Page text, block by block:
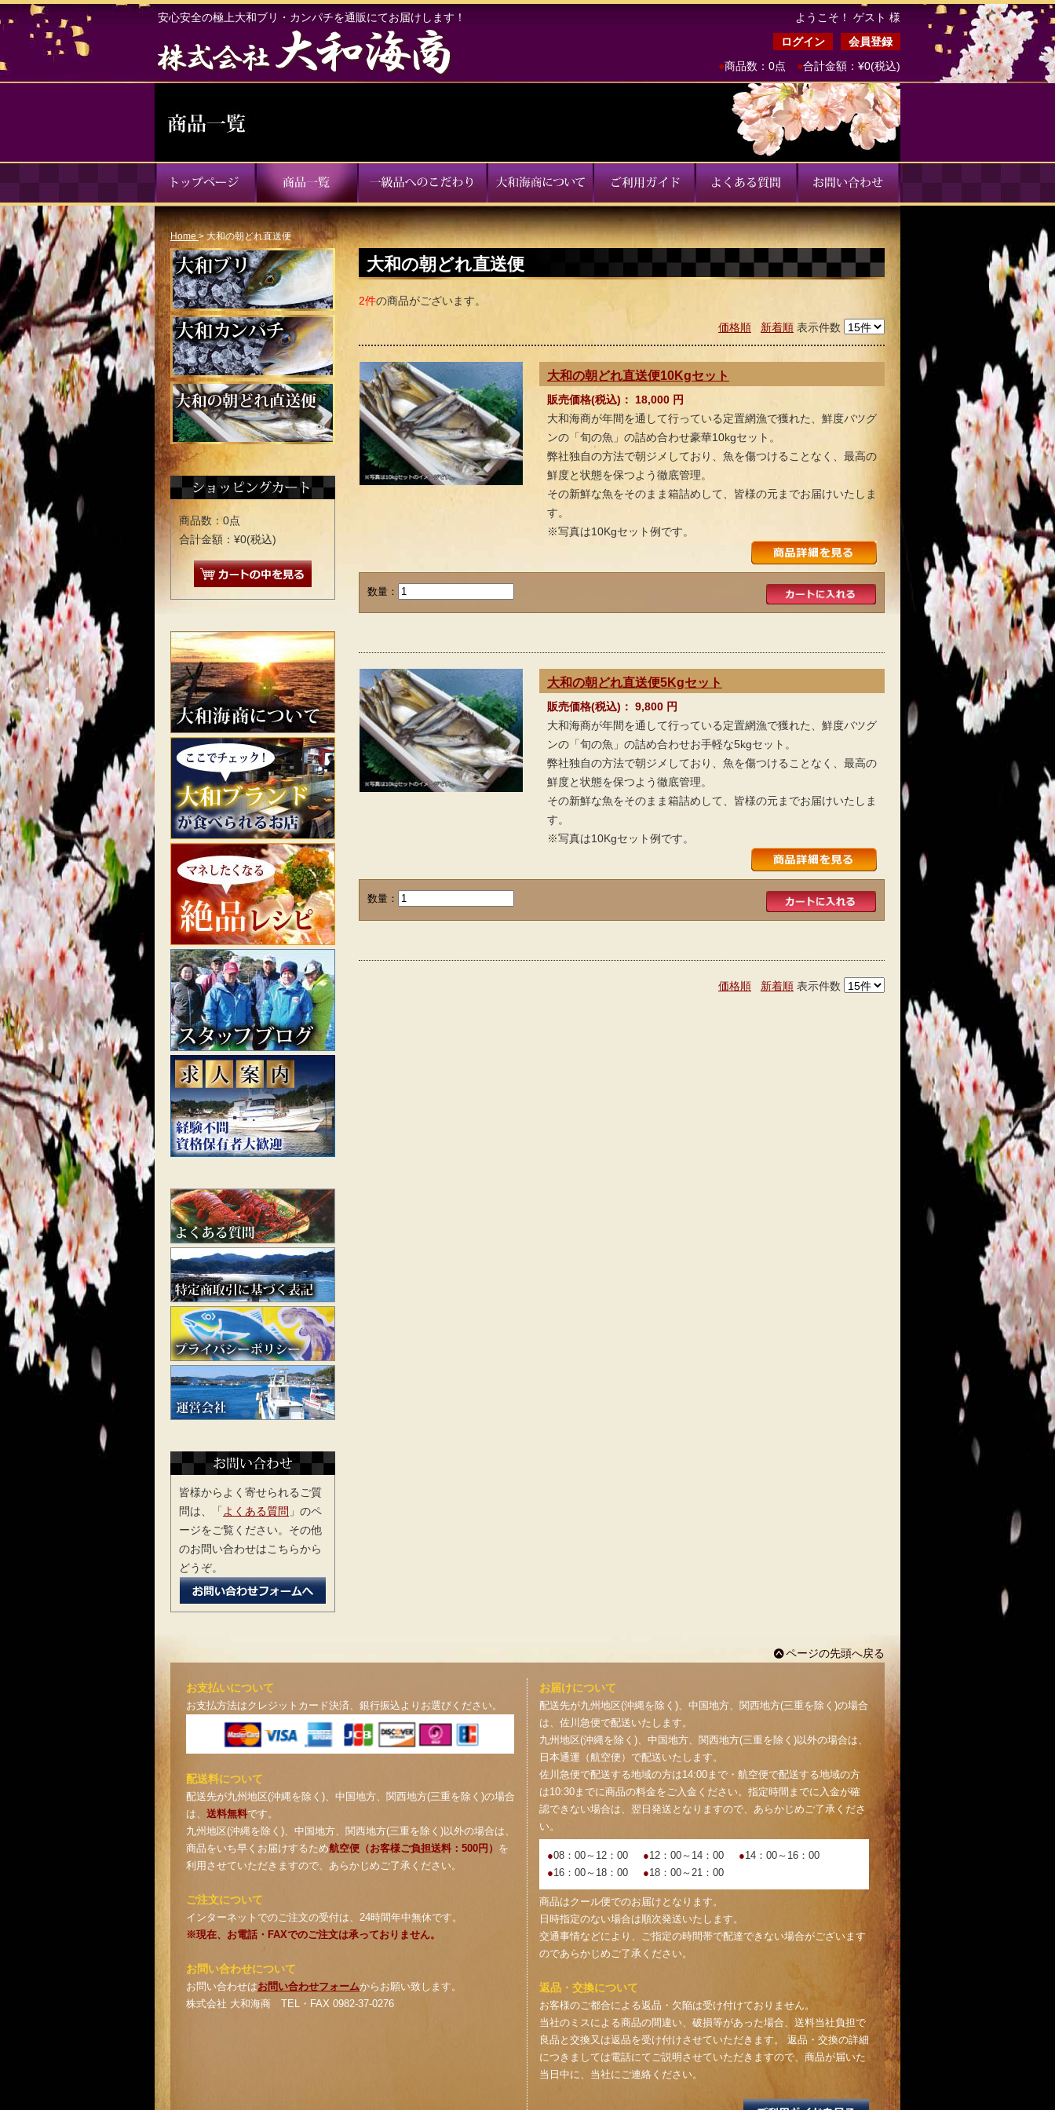
安心安全の極上大和ブリ・カンパチを通販にてお届けします！
ようこそ！ ゲスト 様
会員登録
ログイン
●商品数：0点 ●合計金額：¥0(税込)
Home >大和の朝どれ直送便
大和の朝どれ直送便
2件の商品がございます。
価格順 新着順 表示件数
大和の朝どれ直送便10Kgセット
販売価格(税込)： 18,000 円
大和海商が年間を通して行っている定置網漁で獲れた、鮮度バツグ
ンの「旬の魚」の詰め合わせ豪華10kgセット。
弊社独自の方法で朝ジメしており、魚を傷つけることなく、最高の
鮮度と状態を保つよう徹底管理。
その新鮮な魚をそのまま箱詰めして、皆様の元までお届けいたしま
す。
※写真は10Kgセット例です。
数量：
大和の朝どれ直送便5Kgセット
販売価格(税込)： 9,800 円
大和海商が年間を通して行っている定置網漁で獲れた、鮮度バツグ
ンの「旬の魚」の詰め合わせお手軽な5kgセット。
弊社独自の方法で朝ジメしており、魚を傷つけることなく、最高の
鮮度と状態を保つよう徹底管理。
その新鮮な魚をそのまま箱詰めして、皆様の元までお届けいたしま
す。
※写真は10Kgセット例です。
数量：
価格順 新着順 表示件数
商品数：0点
合計金額：¥0(税込)
皆様からよく寄せられるご質
問は、「 よくある質問 」のペ
ージをご覧ください。その他
のお問い合わせはこちらから
どうぞ。
ページの先頭へ戻る
お支払いについて
お支払方法はクレジットカード決済、銀行振込よりお選びください。
配送料について
配送先が九州地区(沖縄を除く)、中国地方、関西地方(三重を除く)の場合
は、 送料無料です。
九州地区(沖縄を除く)、中国地方、関西地方(三重を除く)以外の場合は、
商品をいち早くお届けするため航空便（お客様ご負担送料：500円） を
利用させていただきますので、あらかじめご了承ください。
ご注文について
インターネットでのご注文の受付は、24時間年中無休です。
※現在、お電話・FAXでのご注文は承っておりません。
お問い合わせについて
お問い合わせはお問い合わせフォームからお願い致します。
株式会社 大和海商 TEL・FAX 0982-37-0276
お届けについて
配送先が九州地区(沖縄を除く)、中国地方、関西地方(三重を除く)の場合
は、佐川急便で配送いたします。
九州地区(沖縄を除く)、中国地方、関西地方(三重を除く)以外の場合は、
日本通運（航空便）で配送いたします。
佐川急便で配送する地域の方は14:00まで・航空便で配送する地域の方
は10:30までに商品の料金をご入金ください。指定時間までに入金が確
認できない場合は、翌日発送となりますので、あらかじめご了承くださ
い。
●08：00～12：00 ●12：00～14：00 ●14：00～16：00
●16：00～18：00 ●18：00～21：00
商品はクール便でのお届けとなります。
日時指定のない場合は順次発送いたします。
交通事情などにより、ご指定の時間帯で配達できない場合がございます
のであらかじめご了承ください。
返品・交換について
お客様のご都合による返品・欠陥は受け付けておりません。
当社のミスによる商品の間違い、破損等があった場合、送料当社負担で
良品と交換又は返品を受け付けさせていただきます。 返品・交換の詳細
につきましては電話にてご説明させていただきますので、商品が届いた
当日中に、当社にご連絡ください。